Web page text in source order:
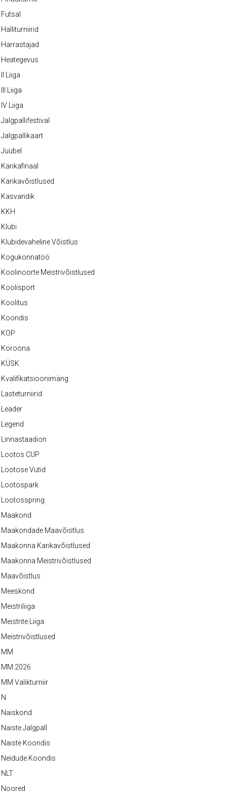
Futsal
Halliturniirid
Harrastajad
Heategevus
II Liiga
III Liiga
IV Liiga
Jalgpallifestival
Jalgpallikaart
Juubel
Karikafinaal
Karikavõistlused
Kasvandik
KKH
Klubi
Klubidevaheline Võistlus
Kogukonnatöö
Koolinoorte Meistrivõistlused
Koolisport
Koolitus
Koondis
KOP
Koroona
KÜSK
Kvalifikatsioonimäng
Lasteturniirid
Leader
Legend
Linnastaadion
Lootos CUP
Lootose Vutid
Lootospark
Lootosspring
Maakond
Maakondade Maavõistlus
Maakonna Karikavõistlused
Maakonna Meistrivõistlused
Maavõistlus
Meeskond
Meistriliiga
Meistrite Liiga
Meistrivõistlused
MM
MM 2026
MM Valikturniir
N
Naiskond
Naiste Jalgpall
Naiste Koondis
Neidude Koondis
NLT
Noored